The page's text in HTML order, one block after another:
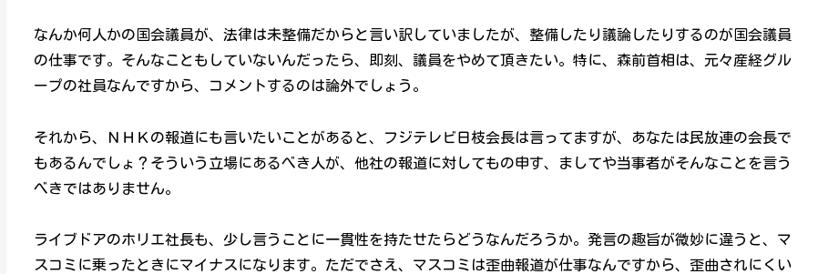
なんか何人かの国会議員が、法律は未整備だからと言い訳していましたが、整備したり議論したりするのが国会議員
の仕事です。そんなこともしていないんだったら、即刻、議員をやめて頂きたい。特に、森前首相は、元々産経グル
ープの社員なんですから、コメントするのは論外でしょう。
それから、ＮＨＫの報道にも言いたいことがあると、フジテレビ日枝会長は言ってますが、あなたは民放連の会長で
もあるんでしょ？そういう立場にあるべき人が、他社の報道に対してもの申す、ましてや当事者がそんなことを言う
べきではありません。
ライブドアのホリエ社長も、少し言うことに一貫性を持たせたらどうなんだろうか。発言の趣旨が微妙に違うと、マ
スコミに乗ったときにマイナスになります。ただでさえ、マスコミは歪曲報道が仕事なんですから、歪曲されにくい